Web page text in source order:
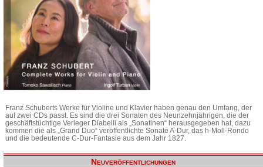
Franz Schuberts Werke für Violine und Klavier haben genau den Umfang, der
auf zwei CDs passt. Es sind die drei Sonaten des Neunzehnjährigen, die der
geschäftstüchtige Verleger Diabelli als „Sonatinen“ herausgegeben hat, dazu
kommen die als „Grand Duo“ veröffentlichte Sonate A-Dur, das h-Moll-Rondo
und die bedeutende C-Dur-Fantasie aus dem Jahr 1827.
Neuveröffentlichungen